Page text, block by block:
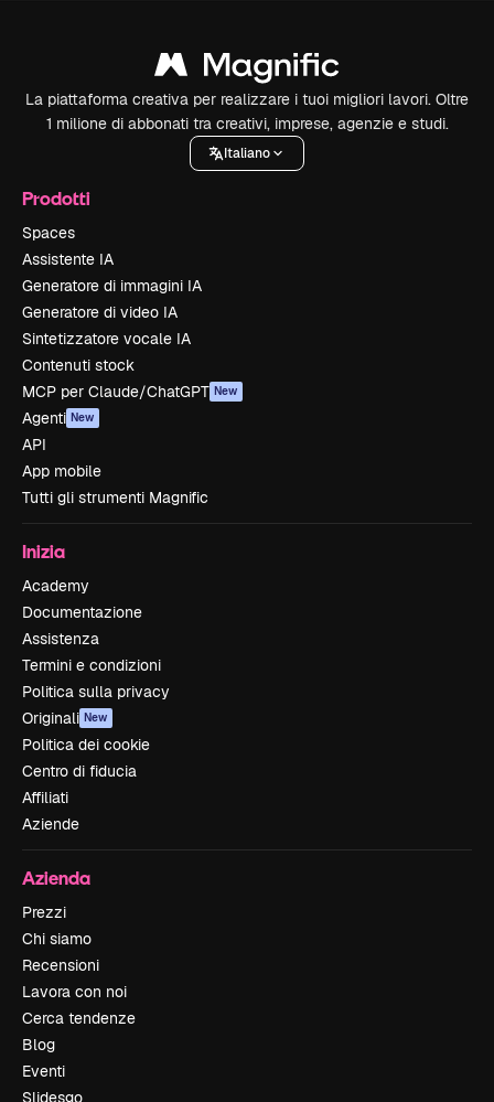
La piattaforma creativa per realizzare i tuoi migliori lavori. Oltre
1 milione di abbonati tra creativi, imprese, agenzie e studi.
Italiano
Prodotti
Spaces
Assistente IA
Generatore di immagini IA
Generatore di video IA
Sintetizzatore vocale IA
Contenuti stock
MCP per Claude/ChatGPT New
Agenti New
API
App mobile
Tutti gli strumenti Magnific
Inizia
Academy
Documentazione
Assistenza
Termini e condizioni
Politica sulla privacy
Originali New
Politica dei cookie
Centro di fiducia
Affiliati
Aziende
Azienda
Prezzi
Chi siamo
Recensioni
Lavora con noi
Cerca tendenze
Blog
Eventi
Slidesgo